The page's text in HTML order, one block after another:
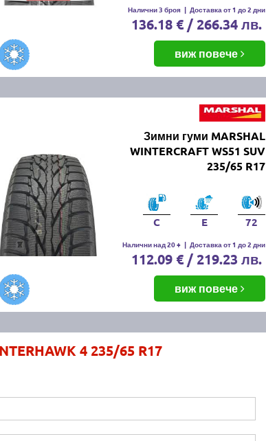
Налични 3 броя | Доставка от 1 до 2 дни
136.18 € / 266.34 лв.
виж повече
Зимни гуми MARSHAL
WINTERCRAFT WS51 SUV
235/65 R17
C E 72
Налични над 20 + | Доставка от 1 до 2 дни
112.09 € / 219.23 лв.
виж повече
4 235/65 R17